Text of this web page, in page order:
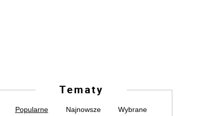
Tematy
Popularne Najnowsze Wybrane